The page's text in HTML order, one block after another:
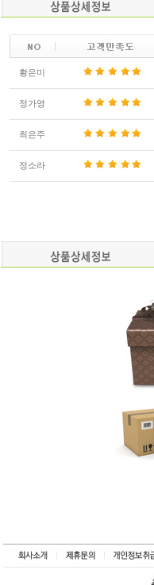
황은미
정가영
최은주
정소라